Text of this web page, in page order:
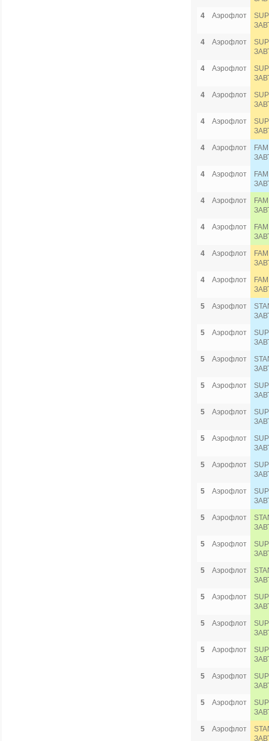
4
Аэрофлот
4
Аэрофлот
4
Аэрофлот
4
Аэрофлот
4
Аэрофлот
4
Аэрофлот
4
Аэрофлот
4
Аэрофлот
4
Аэрофлот
4
Аэрофлот
4
Аэрофлот
5
Аэрофлот
5
Аэрофлот
5
Аэрофлот
5
Аэрофлот
5
Аэрофлот
5
Аэрофлот
5
Аэрофлот
5
Аэрофлот
5
Аэрофлот
5
Аэрофлот
5
Аэрофлот
5
Аэрофлот
5
Аэрофлот
5
Аэрофлот
5
Аэрофлот
5
Аэрофлот
5
Аэрофлот